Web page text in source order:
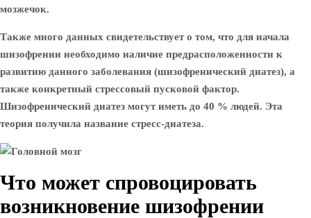
мозжечок.
Также много данных свидетельствует о том, что для начала
шизофрении необходимо наличие предрасположенности к
развитию данного заболевания (шизофренический диатез), а
также конкретный стрессовый пусковой фактор.
Шизофренический диатез могут иметь до 40 % людей. Эта
теория получила название стресс-диатеза.
Что может спровоцировать
возникновение шизофрении